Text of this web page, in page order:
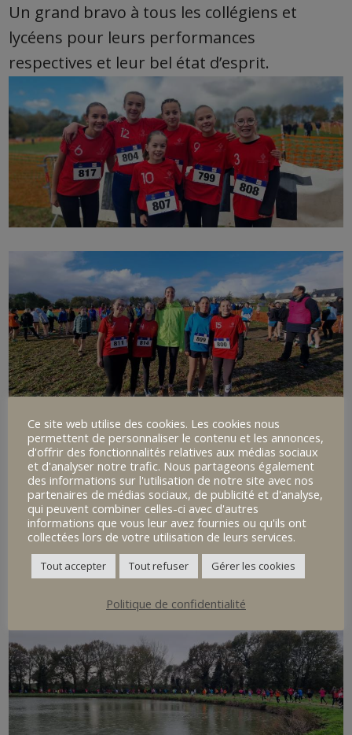
Un grand bravo à tous les collégiens et
lycéens pour leurs performances
respectives et leur bel état d’esprit.
Ce site web utilise des cookies. Les cookies nous
permettent de personnaliser le contenu et les annonces,
d'offrir des fonctionnalités relatives aux médias sociaux
et d'analyser notre trafic. Nous partageons également
des informations sur l'utilisation de notre site avec nos
partenaires de médias sociaux, de publicité et d'analyse,
qui peuvent combiner celles-ci avec d'autres
informations que vous leur avez fournies ou qu'ils ont
collectées lors de votre utilisation de leurs services.
Tout accepter Tout refuser Gérer les cookies
Politique de confidentialité